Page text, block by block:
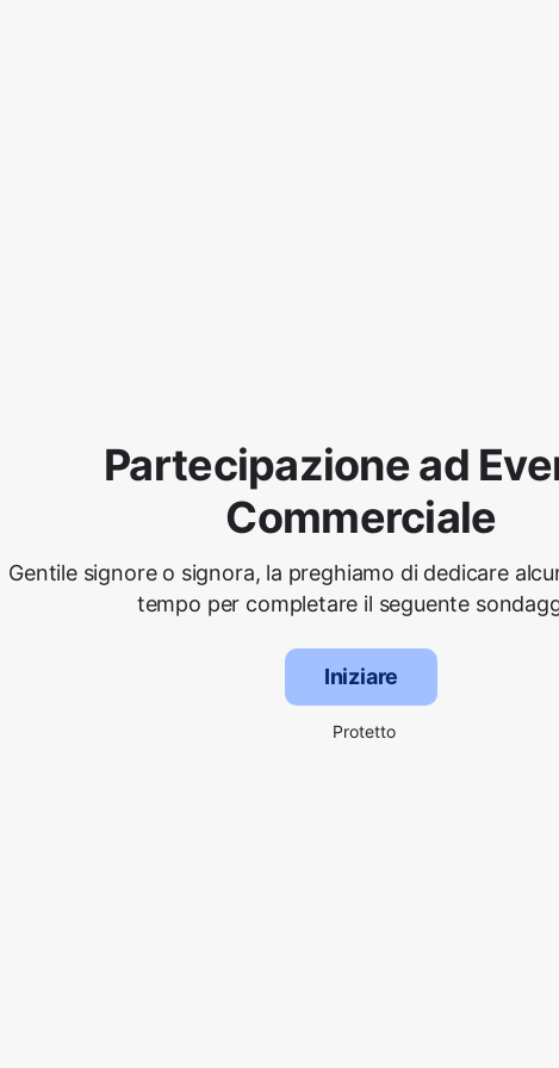
Partecipazione ad
Commerciale
Gentile signore o signora, la preghiamo di dedicare
tempo per completare il seguente
Iniziare
Protetto